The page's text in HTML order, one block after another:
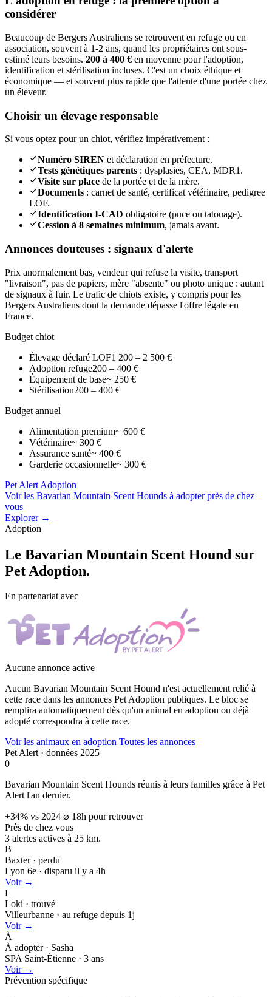
considérer
Beaucoup de Bergers Australiens se retrouvent en refuge ou en
association, souvent à 1-2 ans, quand les propriétaires ont sous-
estimé leurs besoins. 200 à 400 € en moyenne pour l'adoption,
identification et stérilisation incluses. C'est un choix éthique et
économique — et souvent plus rapide que l'attente d'une portée chez
un éleveur.
Choisir un élevage responsable
Si vous optez pour un chiot, vérifiez impérativement :
Numéro SIREN et déclaration en préfecture.
Tests génétiques parents : dysplasies, CEA, MDR1.
Visite sur place de la portée et de la mère.
Documents : carnet de santé, certificat vétérinaire, pedigree
LOF.
Identification I-CAD obligatoire (puce ou tatouage).
Cession à 8 semaines minimum, jamais avant.
Annonces douteuses : signaux d'alerte
Prix anormalement bas, vendeur qui refuse la visite, transport
"livraison", pas de papiers, mère "absente" ou photo unique : autant
de signaux à fuir. Le trafic de chiots existe, y compris pour les
Bergers Australiens dont la demande dépasse l'offre légale en
France.
Budget chiot
Élevage déclaré LOF1 200 – 2 500 €
Adoption refuge200 – 400 €
Équipement de base~ 250 €
Stérilisation200 – 400 €
Budget annuel
Alimentation premium~ 600 €
Vétérinaire~ 300 €
Assurance santé~ 400 €
Garderie occasionnelle~ 300 €
Pet Alert Adoption
Voir les Bavarian Mountain Scent Hounds à adopter près de chez
vous
Explorer →
Adoption
Le Bavarian Mountain Scent Hound sur
Pet Adoption.
En partenariat avec
Aucune annonce active
Aucun Bavarian Mountain Scent Hound n'est actuellement relié à
cette race dans les annonces Pet Adoption publiques. Le bloc se
remplira automatiquement dès qu'un animal en adoption ou déjà
adopté correspondra à cette race.
Voir les animaux en adoption Toutes les annonces
Pet Alert · données 2025
0
Bavarian Mountain Scent Hounds réunis à leurs familles grâce à Pet
Alert l'an dernier.
+34% vs 2024 ⌀ 18h pour retrouver
Près de chez vous
3 alertes actives à 25 km.
B
Baxter · perdu
Lyon 6e · disparu il y a 4h
Voir →
L
Loki · trouvé
Villeurbanne · au refuge depuis 1j
Voir →
À
À adopter · Sasha
SPA Saint-Étienne · 3 ans
Voir →
Prévention spécifique